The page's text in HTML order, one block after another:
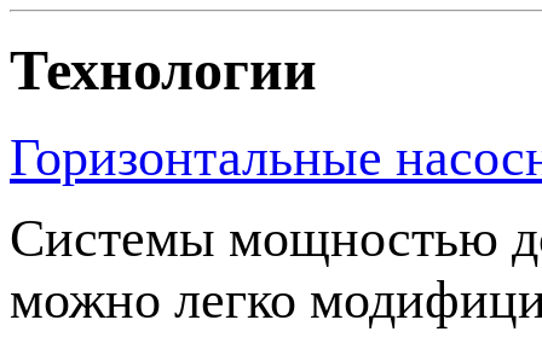
Технологии
Горизонтальные
Системы мощностью
можно легко